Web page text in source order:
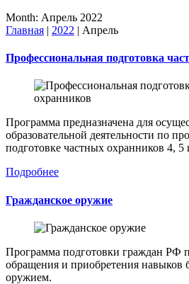
Month: Апрель 2022
Главная | 2022 | Апрель
Профессиональная подготовка
Программа предназначена для
образовательной деятельности по
подготовке частных охранников 4, 5
Подробнее
Гражданское оружие
Программа подготовки граждан РФ
обращения и приобретения навыков
оружием.